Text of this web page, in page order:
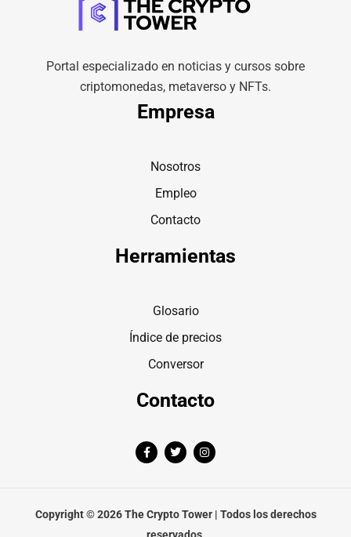
Portal especializado en noticias y cursos sobre
criptomonedas, metaverso y NFTs.
Empresa
Nosotros
Empleo
Contacto
Herramientas
Glosario
Índice de precios
Conversor
Contacto
F
a
o
-
T
w
r
I
n
r
Copyright © 2026 The Crypto Tower | Todos los derechos